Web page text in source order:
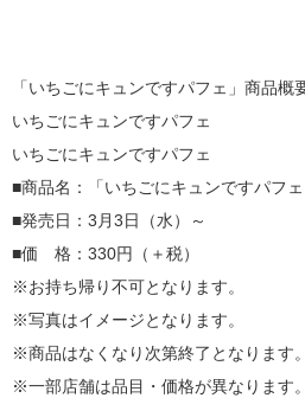
「いちごにキュンですパフェ」商品概
いちごにキュンですパフェ
いちごにキュンですパフェ
■商品名：「いちごにキュンですパフェ
■発売日：3月3日（水）～
■価 格：330円（＋税）
※お持ち帰り不可となります。
※写真はイメージとなります。
※商品はなくなり次第終了となります。
※一部店舗は品目・価格が異なります。